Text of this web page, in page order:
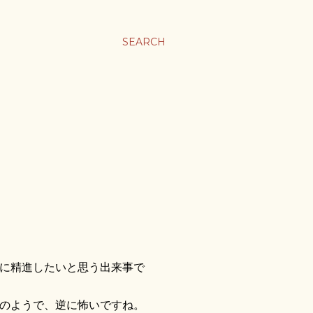
SEARCH
精進したいと思う出来事で
ようで、逆に怖いですね。